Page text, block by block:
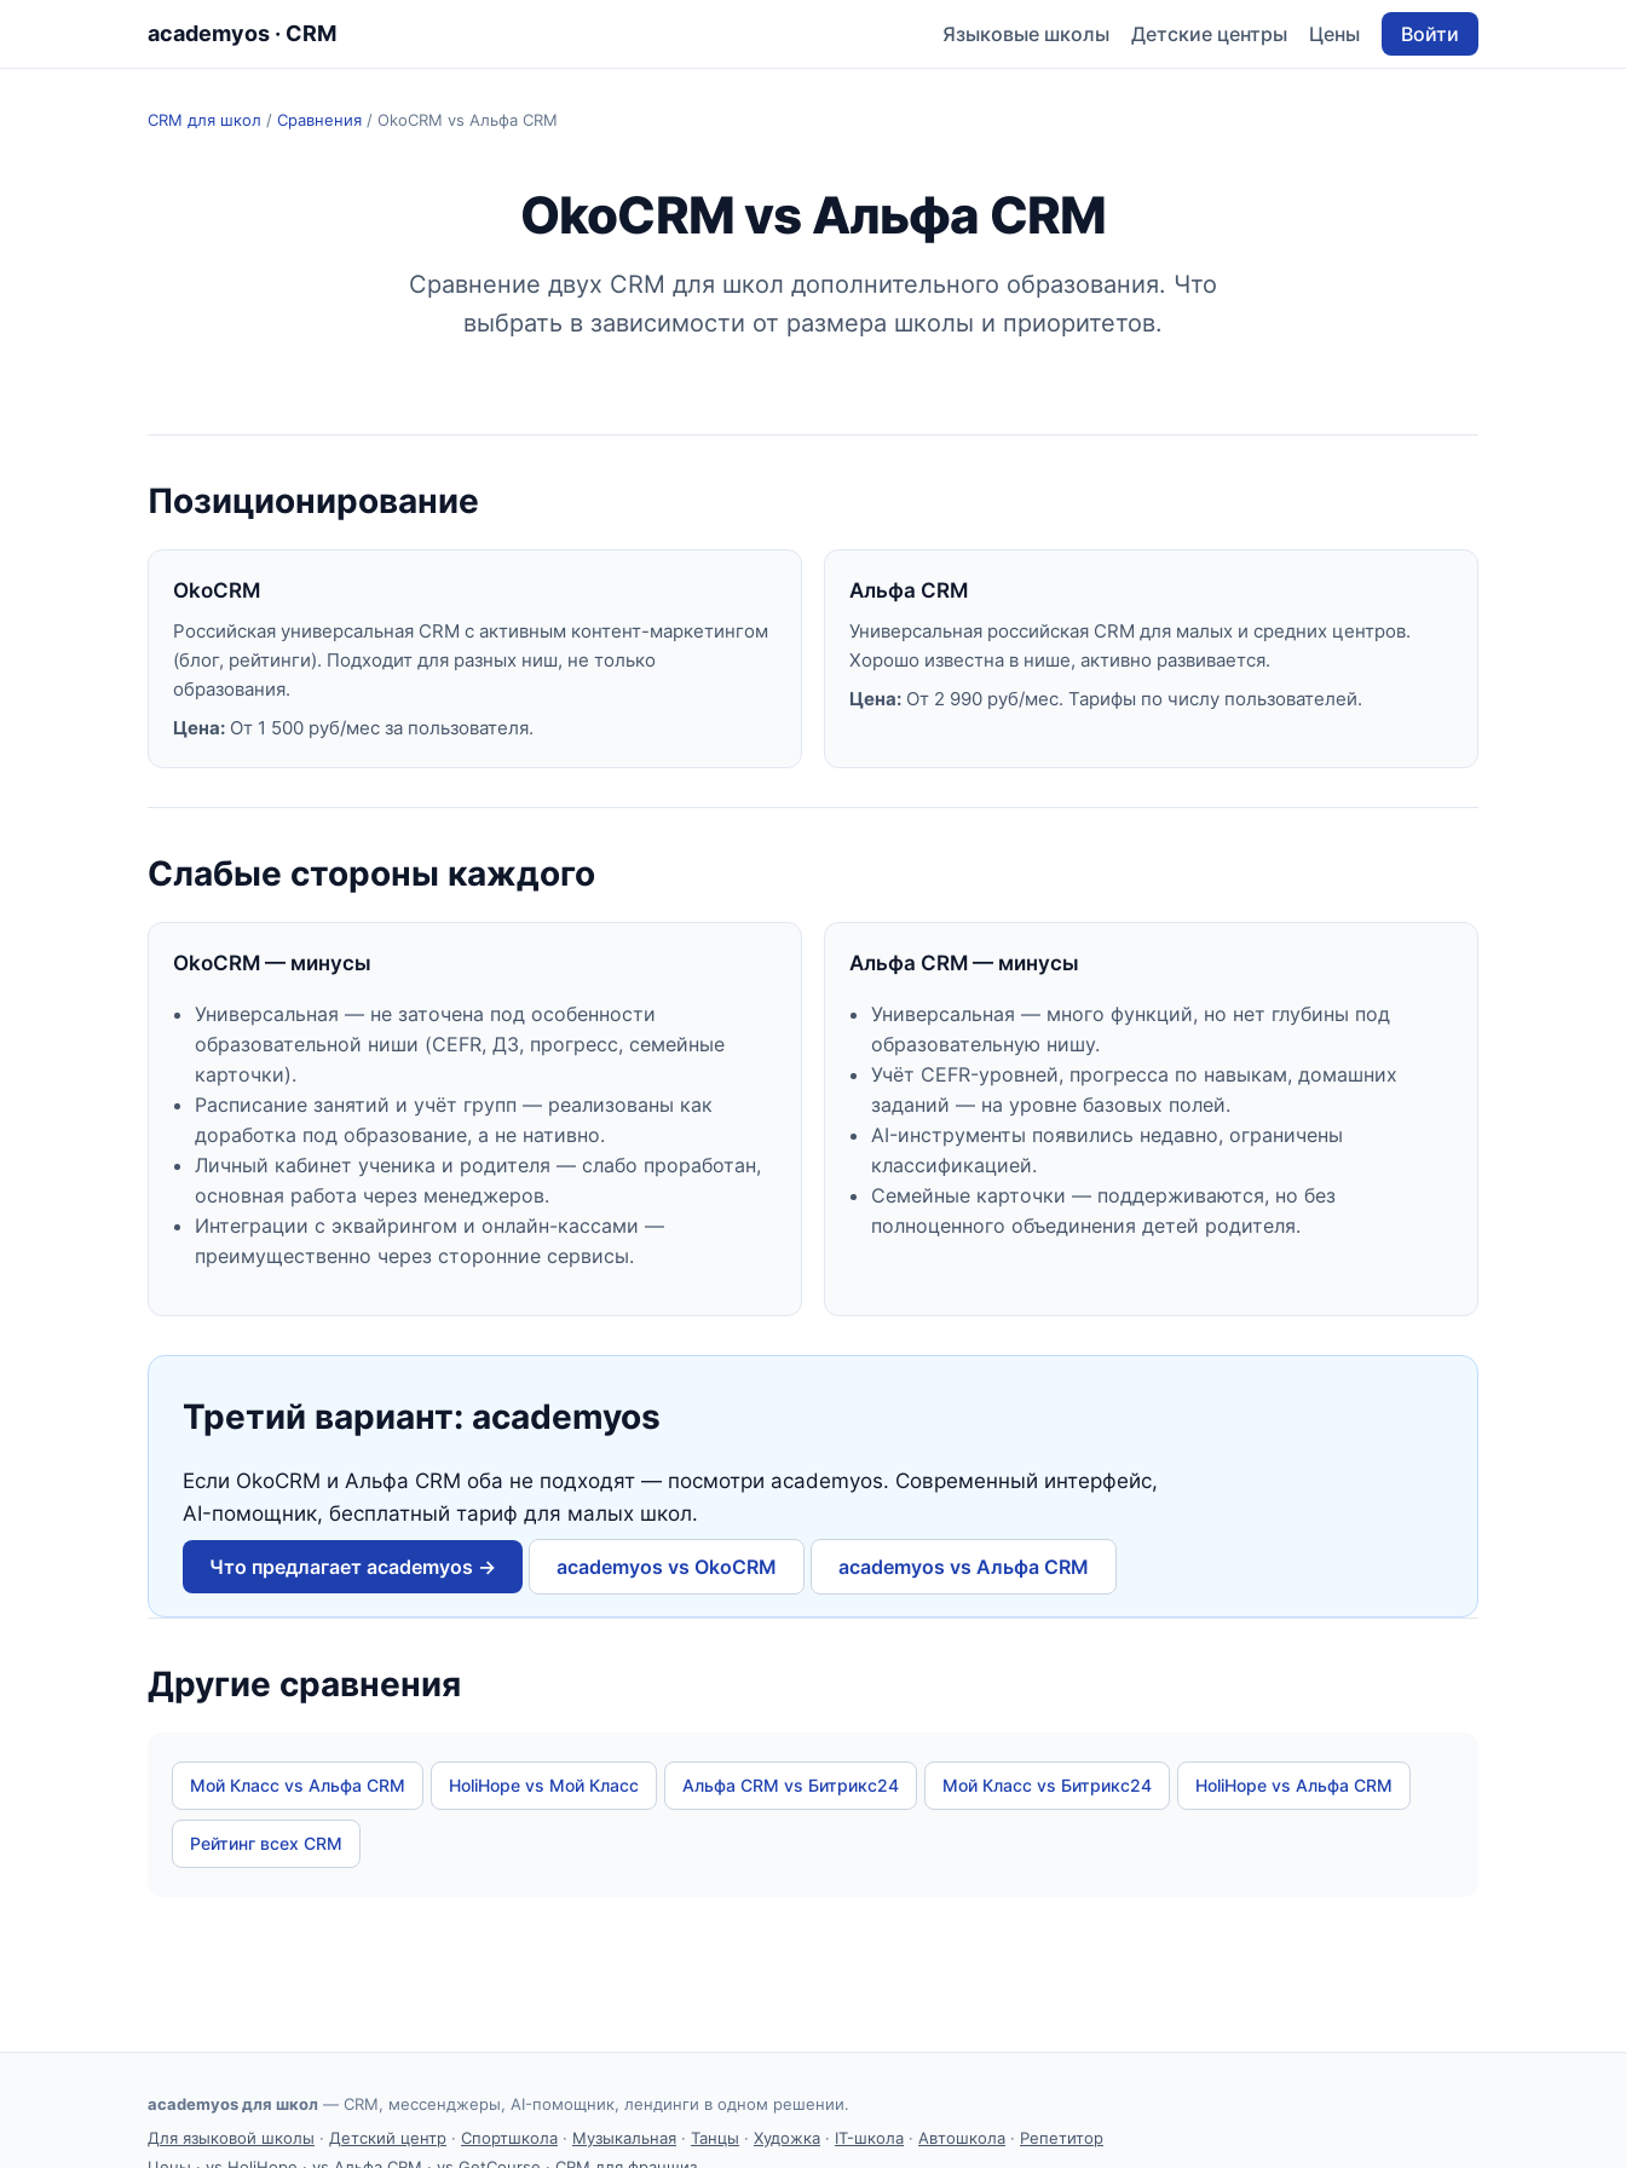
academyos · CRM Языковые школы Детские центры Цены Войти
CRM для школ / Сравнения / OkoCRM vs Альфа CRM
OkoCRM vs Альфа CRM
Сравнение двух CRM для школ дополнительного образования. Что
выбрать в зависимости от размера школы и приоритетов.
Позиционирование
OkoCRM
Российская универсальная CRM с активным контент-маркетингом
(блог, рейтинги). Подходит для разных ниш, не только
образования.
Цена: От 1 500 руб/мес за пользователя.
Альфа CRM
Универсальная российская CRM для малых и средних центров.
Хорошо известна в нише, активно развивается.
Цена: От 2 990 руб/мес. Тарифы по числу пользователей.
Слабые стороны каждого
OkoCRM — минусы
Универсальная — не заточена под особенности
образовательной ниши (CEFR, ДЗ, прогресс, семейные
карточки).
Расписание занятий и учёт групп — реализованы как
доработка под образование, а не нативно.
Личный кабинет ученика и родителя — слабо проработан,
основная работа через менеджеров.
Интеграции с эквайрингом и онлайн-кассами —
преимущественно через сторонние сервисы.
Альфа CRM — минусы
Универсальная — много функций, но нет глубины под
образовательную нишу.
Учёт CEFR-уровней, прогресса по навыкам, домашних
заданий — на уровне базовых полей.
AI-инструменты появились недавно, ограничены
классификацией.
Семейные карточки — поддерживаются, но без
полноценного объединения детей родителя.
Третий вариант: academyos
Если OkoCRM и Альфа CRM оба не подходят — посмотри academyos. Современный интерфейс,
AI-помощник, бесплатный тариф для малых школ.
Что предлагает academyos → academyos vs OkoCRM academyos vs Альфа CRM
Другие сравнения
Мой Класс vs Альфа CRM HoliHope vs Мой Класс Альфа CRM vs Битрикс24 Мой Класс vs Битрикс24 HoliHope vs Альфа CRM
Рейтинг всех CRM
academyos для школ — CRM, мессенджеры, AI-помощник, лендинги в одном решении.
Для языковой школы · Детский центр · Спортшкола · Музыкальная · Танцы · Художка · IT-школа · Автошкола · Репетитор